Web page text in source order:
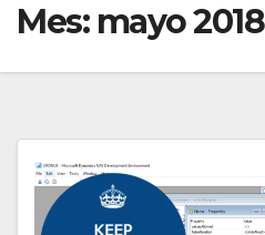
Mes: mayo 2018